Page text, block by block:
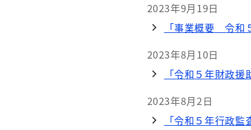
2023年9月19日
「事業概要 令和
2023年8月10日
「令和５年財政
2023年8月2日
「令和５年行政